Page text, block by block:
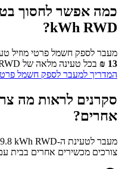
כמה אפשר לחסוך
kWh RWD
?
מעבר לספק חשמל פרטי מוזיל טעינה ביתית ב-
13
₪ בכל טעינה מלאה של
המדריך למעבר לספק חשמל
סקרנים לראות מה
אחרים?
מעבר לטעינת ה-kWh RWD
צורכים מכשירים אחרים בבית